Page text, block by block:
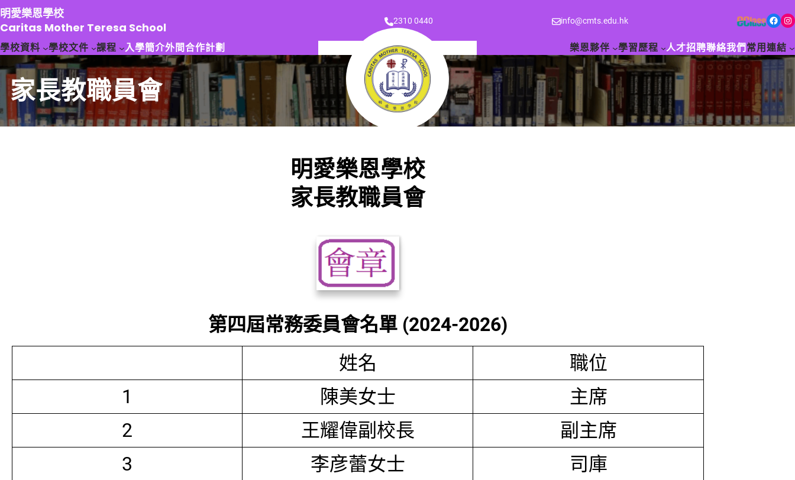
跳
至
主
要
容
明愛樂恩學校
Caritas Mother Teresa School
2310 0440 info@cmts.edu.hk Facebook Instagram
學校資料 學校文件 課程 入學簡介外間合作計劃 樂恩夥伴 學習歷程 人才招聘聯絡我們 常用連結
家長教職員會
明愛樂恩學校
家長教職員會
第四屆常務委員會名單 (2024-2026)
姓名
職位
1
陳美女士
主席
2
王耀偉副校長
副主席
3
李彦蕾女士
司庫